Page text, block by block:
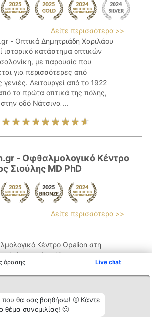
όρασης Live chat
που θα σας βοηθήσω! 🙂 Κάντε
θέμα συνομιλίας! 🙂
Δείτε περισσότερα >>
- Οπτικά Δημητριάδη Χαριλάου
ιστορικό κατάστημα οπτικών
με παρουσία που
για περισσότερες από
γενιές. Λειτουργεί από το 1922
τα πρώτα οπτικά της πόλης,
οδό Νάτσινα ...
- Οφθαλμολογικό Κέντρο
Σιούλης MD PhD
Δείτε περισσότερα >>
Κέντρο Opalion στη
Αγίας Σοφίας 18 στη
αποτελεί ένα σύγχρονο
στον χώρο της όρασης.
υπηρεσίες υψηλής
καλύπτοντας ένα μεγάλο ...